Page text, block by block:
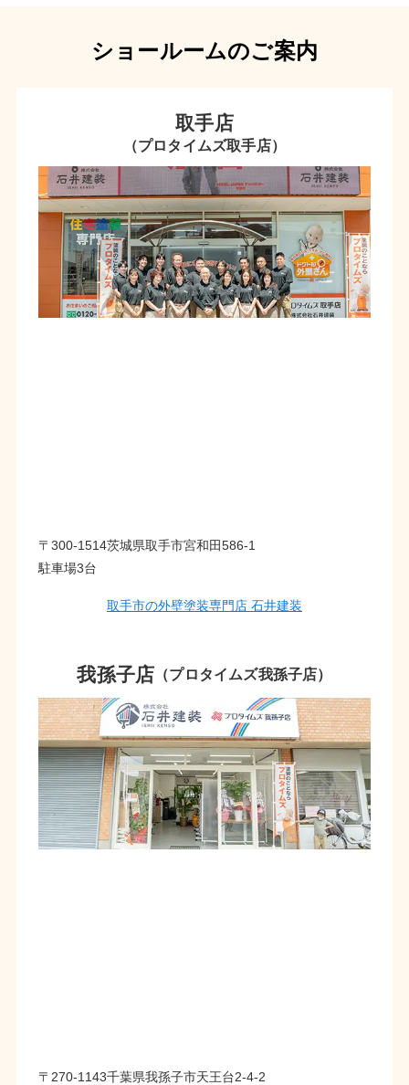
ショールームのご案内
取手店
（プロタイムズ取手店）
〒300-1514茨城県取手市宮和田586-1
駐車場3台
取手市の外壁塗装専門店 石井建装
我孫子店 （プロタイムズ我孫子店）
〒270-1143千葉県我孫子市天王台2-4-2